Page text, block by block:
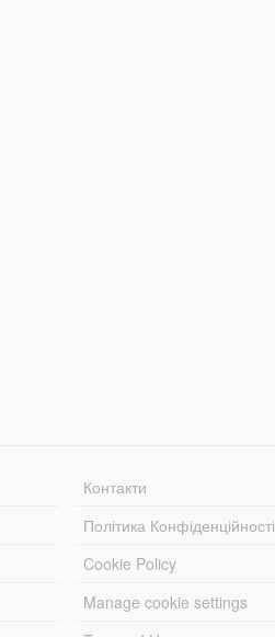
Контакти
Політика Конфіденційності
Cookie Policy
Manage cookie settings